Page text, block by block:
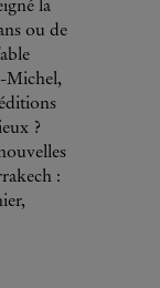
la
ou de
Michel,
?
: